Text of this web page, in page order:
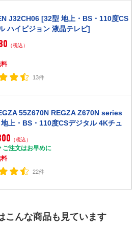
J32CH06 [32型 地上・BS・110度CS
ハイビジョン 液晶テレビ]
（税込）
料
13件
55Z670N REGZA Z670N series
上・BS・110度CSデジタル 4Kチュ
蔵 液晶テレビ]
（税込）
ご注文はお早めに
料
22件
こんな商品も見ています